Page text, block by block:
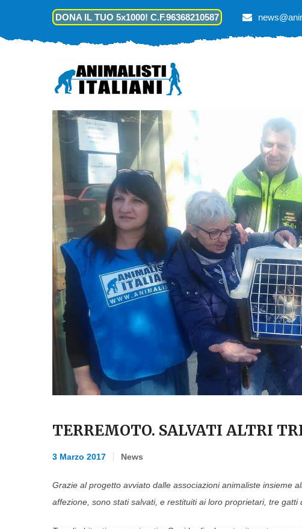
DONA IL TUO 5x1000! C.F.96368210587
TERREMOTO. SALVATI ALTRI
3 Marzo 2017 News
Grazie al progetto avviato dalle associazioni animaliste insieme
affezione, sono stati salvati, e restituiti ai loro proprietari, tre gatti